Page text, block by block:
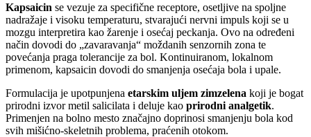
Kapsaicin se vezuje za specifične receptore, osetljive na spoljne
nadražaje i visoku temperaturu, stvarajući nervni impuls koji se u
mozgu interpretira kao žarenje i osećaj peckanja. Ovo na određeni
način dovodi do „zavaravanja“ moždanih senzornih zona te
povećanja praga tolerancije za bol. Kontinuiranom, lokalnom
primenom, kapsaicin dovodi do smanjenja osećaja bola i upale.
Formulacija je upotpunjena etarskim uljem zimzelena koji je bogat
prirodni izvor metil salicilata i deluje kao prirodni analgetik.
Primenjen na bolno mesto značajno doprinosi smanjenju bola kod
svih mišićno-skeletnih problema, praćenih otokom.